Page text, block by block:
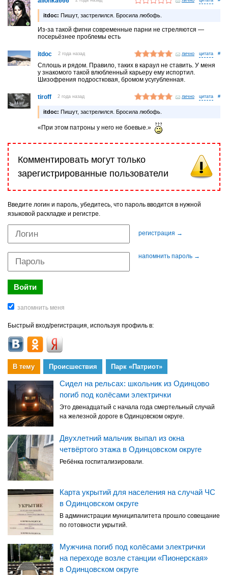
itdoc: Пишут, застрелился. Бросила любофь.
Из-за такой фигни современные парни не стреляются —
посерьёзнее проблемы есть
itdoc 2 года назад лично #
Сплошь и рядом. Правило, таких в караул не ставить. У меня
у знакомого такой влюбленный карьеру ему испортил.
Шизофрения подростковая, бромом усугубленная.
tiroff 2 года назад лично #
itdoc: Пишут, застрелился. Бросила любофь.
«При этом патроны у него не боевые.»
Комментировать могут только
зарегистрированные пользователи
Введите логин и пароль, убедитесь, что пароль вводится в нужной
языковой раскладке и регистре.
регистрация →
напомнить пароль →
Быстрый вход/регистрация, используя профиль в:
В тему Происшествия Парк «Патриот»
Сидел на рельсах: школьник из Одинцово
погиб под колёсами электрички
Это двенадцатый с начала года смертельный случай
на железной дороге в Одинцовском округе.
Двухлетний мальчик выпал из окна
четвёртого этажа в Одинцовском округе
Ребёнка госпитализировали.
Карта укрытий для населения на случай ЧС
в Одинцовском округе
В администрации муниципалитета прошло совещание
по готовности укрытий.
Мужчина погиб под колёсами электрички
на переходе возле станции «Пионерская»
в Одинцовском округе